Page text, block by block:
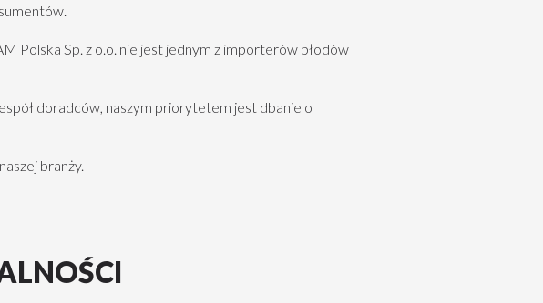
Polska Sp. z o.o. nie jest jednym z importerów płodów
doradców, naszym priorytetem jest dbanie o
branży.